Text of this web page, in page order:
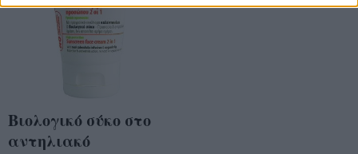
Βιολογικό σύκο στο
αντηλιακό